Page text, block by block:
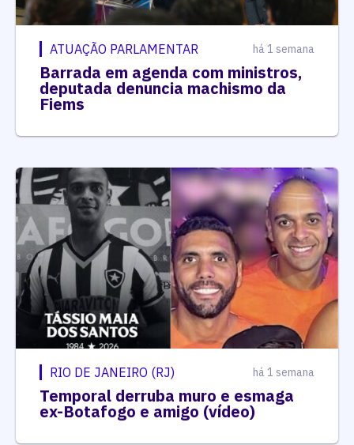
ATUAÇÃO PARLAMENTAR há 1 semana
Barrada em agenda com ministros,
deputada denuncia machismo da
Fiems
RIO DE JANEIRO (RJ) há 1 semana
Temporal derruba muro e esmaga
ex-Botafogo e amigo (vídeo)